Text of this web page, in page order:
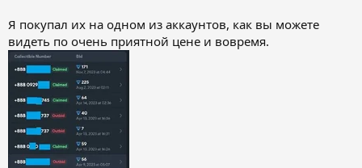
Я покупал их на одном из аккаунтов, как вы можете
видеть по очень приятной цене и вовремя.